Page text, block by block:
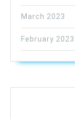
March 2023
February 2023